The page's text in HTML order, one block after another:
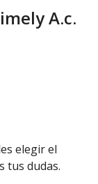
A.c.
elegir el
tus dudas.